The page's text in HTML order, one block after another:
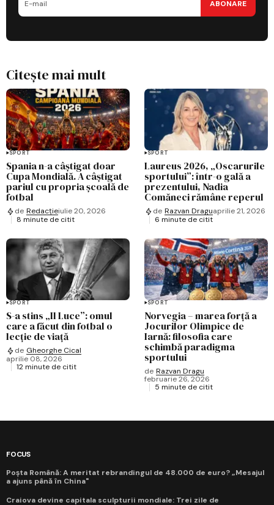
ABONARE
Citește mai mult
SPORT
Spania n-a câștigat doar
Cupa Mondială. A câștigat
pariul cu propria școală de
fotbal
de Redacțieiulie 20, 2026
8 minute de citit
SPORT
Laureus 2026, „Oscarurile
sportului”: într-o gală a
prezentului, Nadia
Comăneci rămâne reperul
de Razvan Draguaprilie 21, 2026
6 minute de citit
SPORT
S-a stins „Il Luce”: omul
care a făcut din fotbal o
lecție de viață
de Gheorghe Cical
aprilie 08, 2026
12 minute de citit
SPORT
Norvegia – marea forță a
Jocurilor Olimpice de
Iarnă: filosofia care
schimbă paradigma
sportului
de Razvan Dragu
februarie 26, 2026
5 minute de citit
FOCUS
Poșta Română: A meritat rebrandingul de 48.000 de euro? „Mesajul
a ajuns până în China"
Craiova devine capitala sculpturii mondiale: Trei zile de